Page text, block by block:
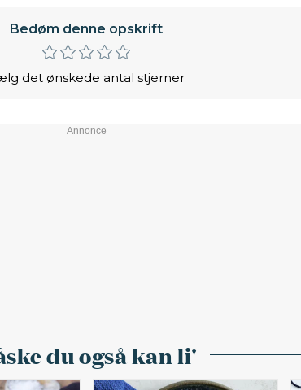
Bedøm denne opskrift
det ønskede antal stjerner
du også kan li'